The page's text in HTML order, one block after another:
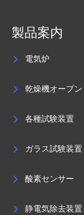
製品案内
電気炉
乾燥機オープン
各種試験装置
ガラス試験装置
酸素センサー
静電気除去装置